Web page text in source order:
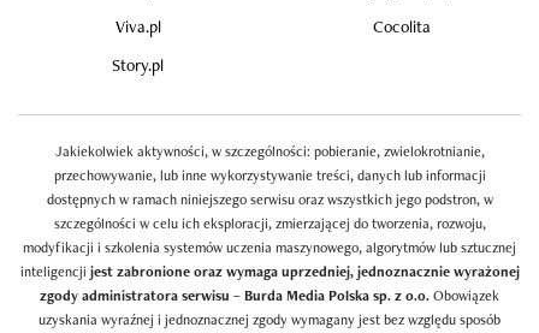
Viva.pl
Cocolita
Story.pl
Jakiekolwiek aktywności, w szczególności: pobieranie, zwielokrotnianie,
przechowywanie, lub inne wykorzystywanie treści, danych lub informacji
dostępnych w ramach niniejszego serwisu oraz wszystkich jego podstron, w
szczególności w celu ich eksploracji, zmierzającej do tworzenia, rozwoju,
modyfikacji i szkolenia systemów uczenia maszynowego, algorytmów lub sztucznej
inteligencji jest zabronione oraz wymaga uprzedniej, jednoznacznie wyrażonej
zgody administratora serwisu – Burda Media Polska sp. z o.o.Obowiązek
uzyskania wyraźnej i jednoznacznej zgody wymagany jest bez względu sposób